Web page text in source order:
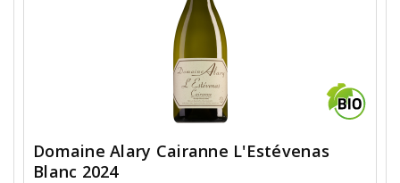
Domaine Alary Cairanne L'Estévenas
Blanc 2024